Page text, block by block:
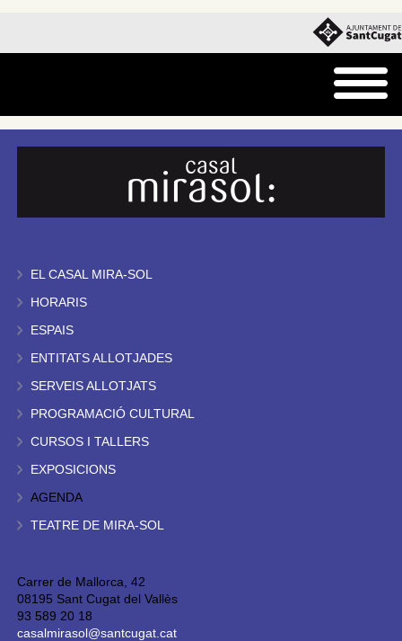
EL CASAL MIRA-SOL
HORARIS
ESPAIS
ENTITATS ALLOTJADES
SERVEIS ALLOTJATS
PROGRAMACIÓ CULTURAL
CURSOS I TALLERS
EXPOSICIONS
AGENDA
TEATRE DE MIRA-SOL
Carrer de Mallorca, 42
08195 Sant Cugat del Vallès
93 589 20 18
casalmirasol@santcugat.cat